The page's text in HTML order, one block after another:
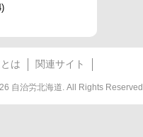
は 関連サイト
自治労北海道. All Rights Reserved.